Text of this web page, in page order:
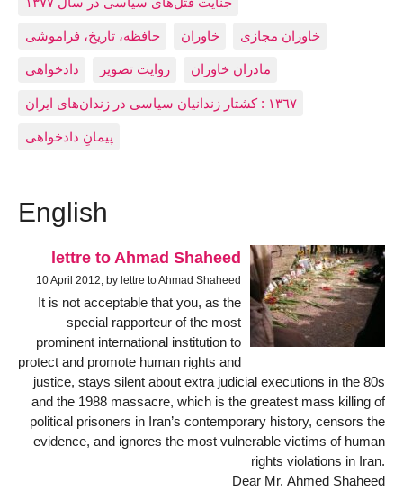
حافظه، تاريخ، فراموشی خاوران خاوران مجازی
دادخواهی روایت تصویر مادران خاوران
١٣٦٧ : کشتار زندانيان سياسی در زندان‌های ایران
پیمانِ دادخواهی
English
lettre to Ahmad Shaheed
10 April 2012, by lettre to Ahmad Shaheed
It is not acceptable that you, as the
special rapporteur of the most
prominent international institution to
protect and promote human rights and
justice, stays silent about extra judicial executions in the 80s
and the 1988 massacre, which is the greatest mass killing of
political prisoners in Iran’s contemporary history, censors the
evidence, and ignores the most vulnerable victims of human
rights violations in Iran.
Dear Mr. Ahmed Shaheed